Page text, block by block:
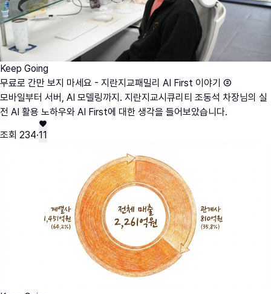
Keep Going
무료로 간만 보지 마세요 - 지란지교패밀리 AI First 이야기 ②
모바일부터 서버, AI 모델링까지. 지란지교시큐리티 조동석 차장님의 실
전 AI 활용 노하우와 AI First에 대한 생각을 들어보았습니다.
조회 234·11